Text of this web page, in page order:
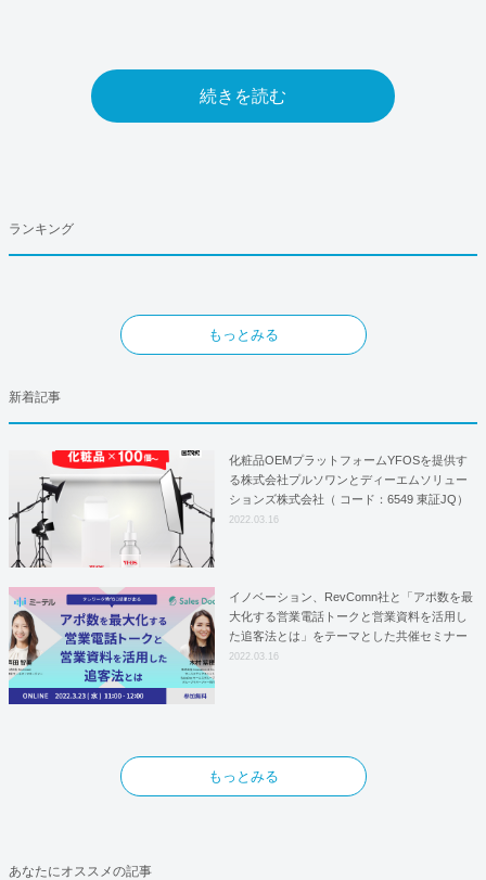
続きを読む
ランキング
もっとみる
新着記事
化粧品OEMプラットフォームYFOSを提供す
る株式会社プルソワンとディーエムソリュー
ションズ株式会社（ コード：6549 東証JQ）
はYFOSにおけるロジスティクスパートナー
2022.03.16
イノベーション、RevComn社と「アポ数を最
大化する営業電話トークと営業資料を活用し
た追客法とは」をテーマとした共催セミナー
を開催！
2022.03.16
もっとみる
あなたにオススメの記事